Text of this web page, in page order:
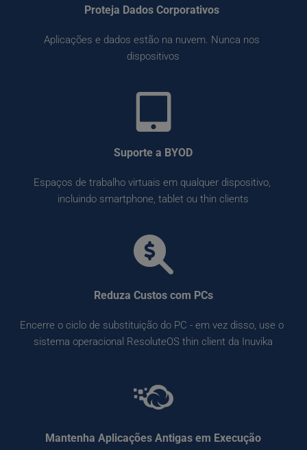
Proteja Dados Corporativos
Aplicações e dados estão na nuvem. Nunca nos
dispositivos
Suporte a BYOD
Espaços de trabalho virtuais em qualquer dispositivo,
incluindo smartphone, tablet ou thin clients
Reduza Custos com PCs
Encerre o ciclo de substituição do PC - em vez disso, use o
sistema operacional ResoluteOS thin client da Inuvika
Mantenha Aplicações Antigas em Execução